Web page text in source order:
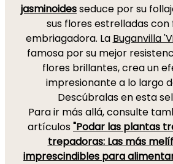
jasminoidesseduce por su
sus flores estrelladas
embriagadora. La Buganvilla
famosa por su mejor
flores brillantes, crea un
impresionante a lo largo
Descúbralas en esta
Para ir más allá, consulte
artículos"Podar las plantas
trepadoras: Las más
imprescindibles para